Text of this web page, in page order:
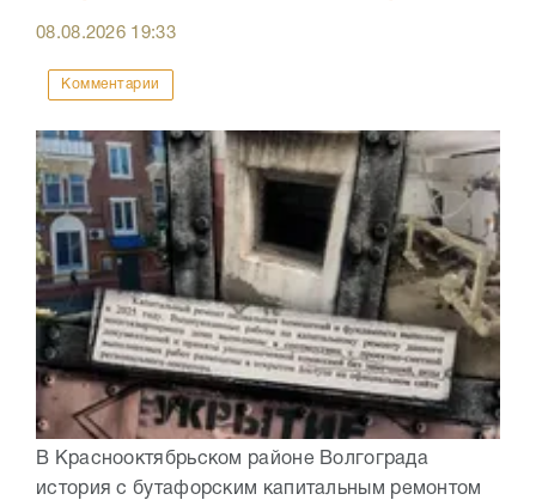
08.08.2026 19:33
Комментарии
В Краснооктябрьском районе Волгограда
история с бутафорским капитальным ремонтом